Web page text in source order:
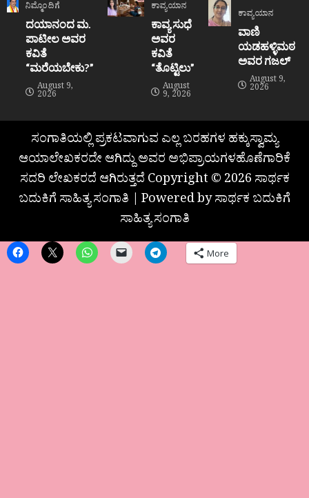
ನಿಮ್ಮೊಂದಿಗೆ
ದಯಾನಂದ ಮ.
ಪಾಟೀಲ ಅವರ
ಕವಿತೆ
“ಮರೆಯಬೇಕು?”
August 9,
2026
ಕಾವ್ಯಯಾನ
ಕಾವ್ಯ ಸುಧೆ
ಅವರ
ಕವಿತೆ
“ತೊಟ್ಟಿಲು”
August
9, 2026
ಕಾವ್ಯಯಾನ
ವಾಣಿ
ಯಡಹಳ್ಳಿಮಠ
ಅವರ ಗಜಲ್
August 9,
2026
ಸಂಗಾತಿಯಲ್ಲಿ ಪ್ರಕಟವಾಗುವ ಎಲ್ಲ ಬರಹಗಳ ಹಕ್ಕುಸ್ವಾಮ್ಯ
ಆಯಾಲೇಖಕರದೇ ಆಗಿದ್ದು ಅವರ ಅಭಿಪ್ರಾಯಗಳಹೊಣೆಗಾರಿಕೆ
ಸದರಿ ಲೇಖಕರದೆ ಆಗಿರುತ್ತದೆ Copyright © 2026 ಸಾರ್ಥಕ
ಬದುಕಿಗೆ ಸಾಹಿತ್ಯ ಸಂಗಾತಿ | Powered by ಸಾರ್ಥಕ ಬದುಕಿಗೆ
ಸಾಹಿತ್ಯ ಸಂಗಾತಿ
More